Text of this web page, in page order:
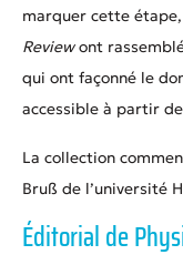
marquer cette
Reviewont
qui ont façonné le
accessible à partir
La collection
Bruß de l’université
Éditorial de